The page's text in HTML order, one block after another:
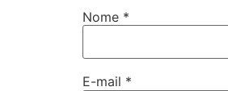
Nome *
E-mail *